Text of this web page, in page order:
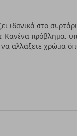
ιδανικά στο
Κανένα πρόβλημα,
να αλλάξετε χρώμα